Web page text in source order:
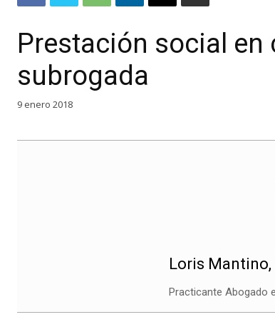
Prestación social en
subrogada
9 enero 2018
Loris Mantino,
Practicante Abogado